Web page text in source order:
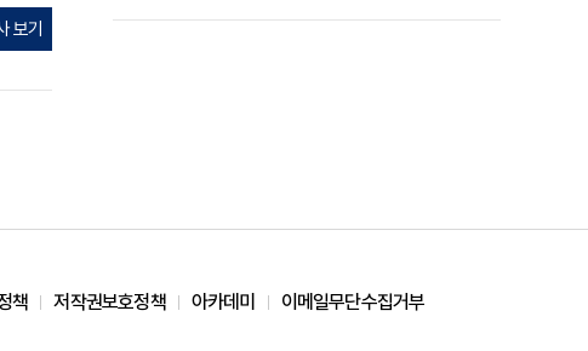
보기
책 저작권보호정책 아카데미 이메일무단수집거부